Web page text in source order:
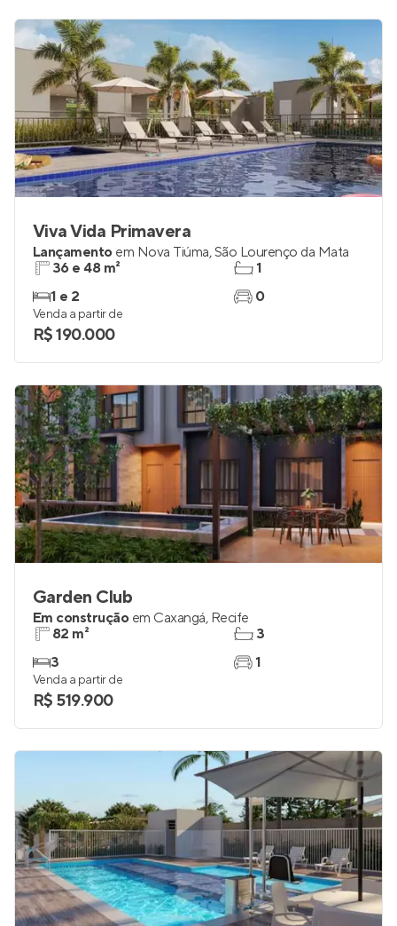
Viva Vida Primavera
Lançamento em Nova Tiúma,São Lourenço da Mata
36 e 48 m²
1 e 2
1
0
Venda a partir de
R$ 190.000
Garden Club
Em construção em Caxangá, Recife
82 m²
3
3
1
Venda a partir de
R$ 519.900